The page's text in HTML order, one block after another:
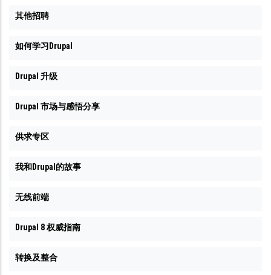
其他招聘
如何学习Drupal
Drupal 升级
Drupal 市场与感悟分享
供求专区
我和Drupal的故事
无线前端
Drupal 8 权威指南
转换及整合